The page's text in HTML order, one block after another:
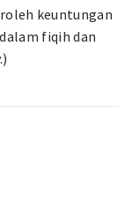
keuntungan
fiqih dan